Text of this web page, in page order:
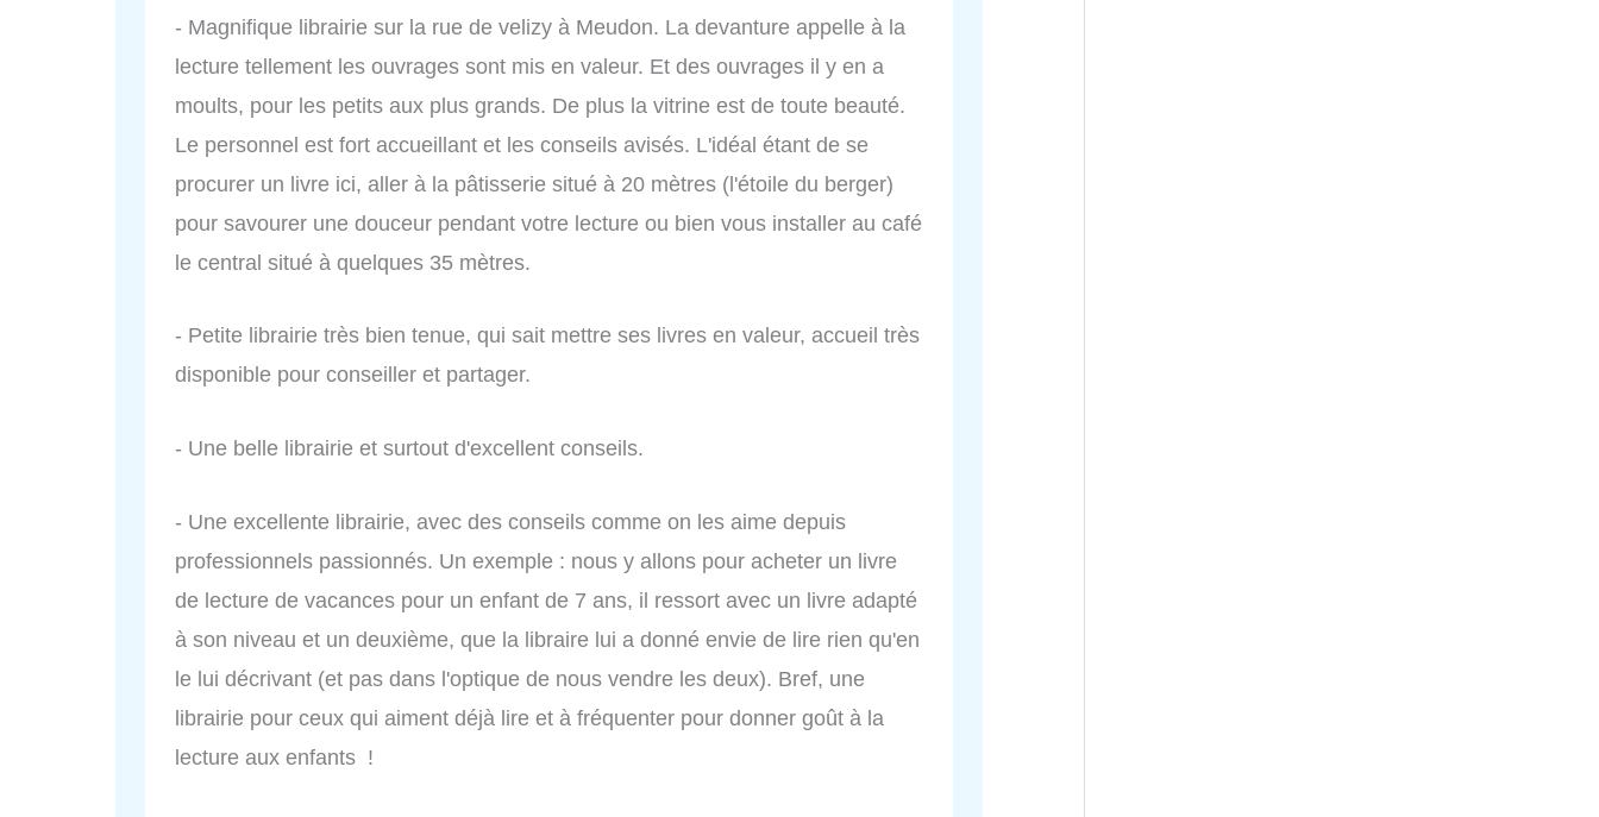
- Magnifique librairie sur la rue de velizy à Meudon. La devanture appelle à la
lecture tellement les ouvrages sont mis en valeur. Et des ouvrages il y en a
moults, pour les petits aux plus grands. De plus la vitrine est de toute beauté.
Le personnel est fort accueillant et les conseils avisés. L'idéal étant de se
procurer un livre ici, aller à la pâtisserie situé à 20 mètres (l'étoile du berger)
pour savourer une douceur pendant votre lecture ou bien vous installer au café
le central situé à quelques 35 mètres.
- Petite librairie très bien tenue, qui sait mettre ses livres en valeur, accueil très
disponible pour conseiller et partager.
- Une belle librairie et surtout d'excellent conseils.
- Une excellente librairie, avec des conseils comme on les aime depuis
professionnels passionnés. Un exemple : nous y allons pour acheter un livre
de lecture de vacances pour un enfant de 7 ans, il ressort avec un livre adapté
à son niveau et un deuxième, que la libraire lui a donné envie de lire rien qu'en
le lui décrivant (et pas dans l'optique de nous vendre les deux). Bref, une
librairie pour ceux qui aiment déjà lire et à fréquenter pour donner goût à la
lecture aux enfants !